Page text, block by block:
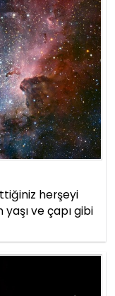
herşeyi
ve çapı gibi